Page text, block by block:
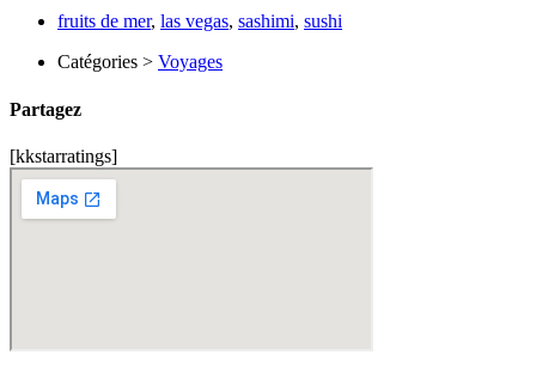
fruits de mer, las vegas, sashimi, sushi
Catégories > Voyages
Partagez
[kkstarratings]